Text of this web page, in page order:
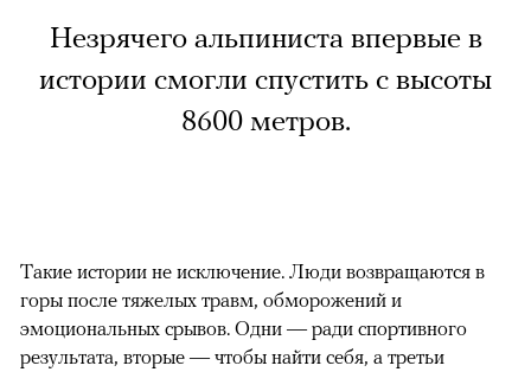
Незрячего альпиниста впервые в
истории смогли спустить с высоты
8600 метров.
Такие истории не исключение. Люди возвращаются в
горы после тяжелых травм, обморожений и
эмоциональных срывов. Одни — ради спортивного
результата, вторые — чтобы найти себя, а третьи